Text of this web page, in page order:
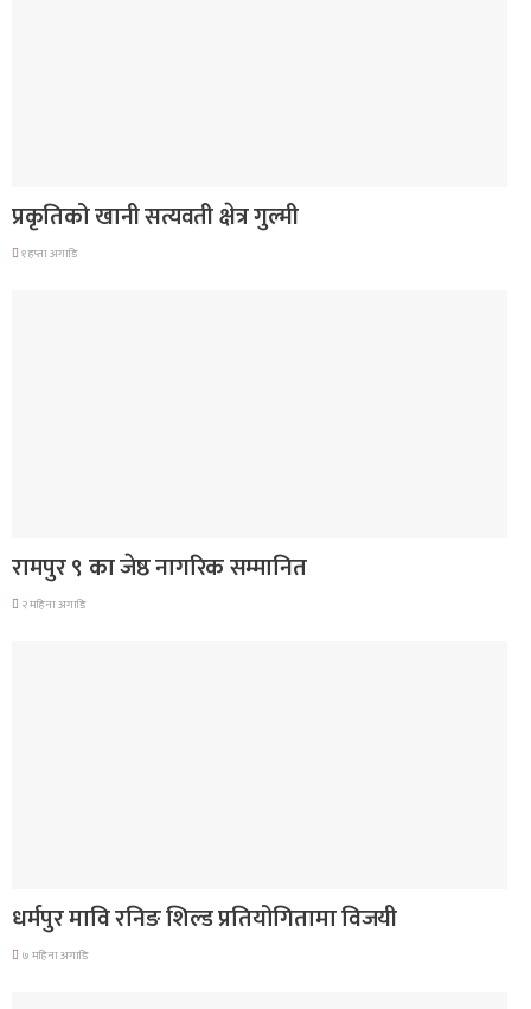
प्रकृतिको खानी सत्यवती क्षेत्र गुल्मी
१ हप्ता अगाडि
रामपुर ९ का जेष्ठ नागरिक सम्मानित
२ महिना अगाडि
धर्मपुर मावि रनिङ शिल्ड प्रतियोगितामा विजयी
७ महिना अगाडि